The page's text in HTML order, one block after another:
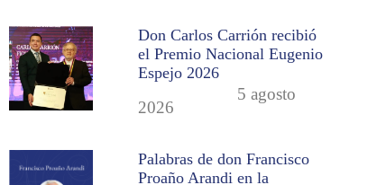
Don Carlos Carrión recibió
el Premio Nacional Eugenio
Espejo 2026
5 agosto
2026
Palabras de don Francisco
Proaño Arandi en la